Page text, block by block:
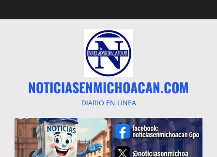
al
NOTICIASENMICHOACAN.COM
DIARIO EN LINEA